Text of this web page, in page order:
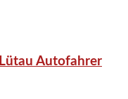
Autofahrer